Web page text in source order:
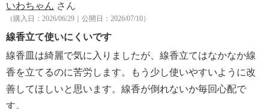
【保証（有無）、保証期間】
・なし
いわちゃん さん
（購入日：2026/06/29｜公開日：2026/07/10）
線香立て使いにくいです
線香皿は綺麗で気に入りましたが、線香立てはなかなか線
香を立てるのに苦労します。もう少し使いやすいように改
善してほしいと思います。線香が倒れないか毎回心配で
す。